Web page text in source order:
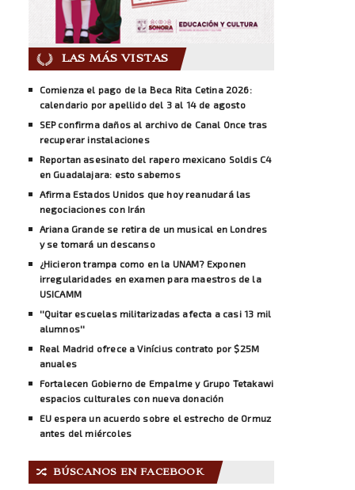
LAS MÁS VISTAS
Comienza el pago de la Beca Rita Cetina 2026:
calendario por apellido del 3 al 14 de agosto
SEP confirma daños al archivo de Canal Once tras
recuperar instalaciones
Reportan asesinato del rapero mexicano Soldis C4
en Guadalajara: esto sabemos
Afirma Estados Unidos que hoy reanudará las
negociaciones con Irán
Ariana Grande se retira de un musical en Londres
y se tomará un descanso
¿Hicieron trampa como en la UNAM? Exponen
irregularidades en examen para maestros de la
USICAMM
''Quitar escuelas militarizadas afecta a casi 13 mil
alumnos''
Real Madrid ofrece a Vinícius contrato por $25M
anuales
Fortalecen Gobierno de Empalme y Grupo Tetakawi
espacios culturales con nueva donación
EU espera un acuerdo sobre el estrecho de Ormuz
antes del miércoles
🔀 BÚSCANOS EN FACEBOOK